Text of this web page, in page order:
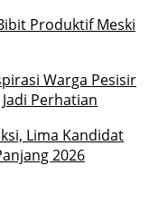
Produktif Meski
Warga Pesisir
Perhatian
Lima Kandidat
2026